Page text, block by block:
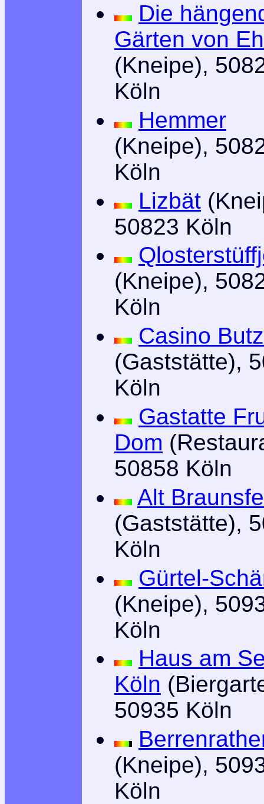
Die
Gärten von
(Kneipe),
Köln
Hemmer
(Kneipe),
Köln
Lizbät
50823 Köln
(Kneipe),
Köln
Casino Butz
(Gaststätte),
Köln
Gastatte
Dom
50858 Köln
Alt
(Gaststätte),
Köln
Gürtel-
(Kneipe),
Köln
Haus am
Köln
50935 Köln
(Kneipe),
Köln